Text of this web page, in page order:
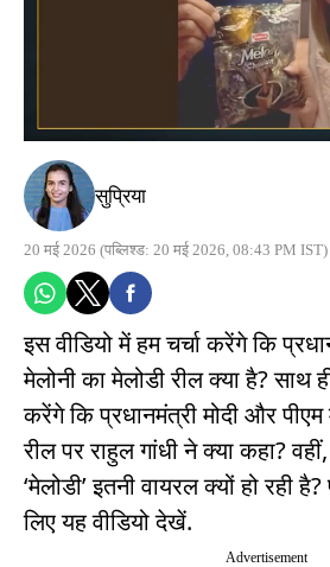
सुप्रिया
20 मई 2026 (पब्लिश्ड: 20 मई 2026, 08:43 PM IST)
इस वीडियो में हम चर्चा करेंगे कि
मेलोनी का मेलोडी रील क्या है? साथ
करेंगे कि प्रधानमंत्री मोदी और पीएम
रील पर राहुल गांधी ने क्या कहा?
‘मेलोडी’ इतनी वायरल क्यों हो रही
लिए यह वीडियो देखें.
Advertisement